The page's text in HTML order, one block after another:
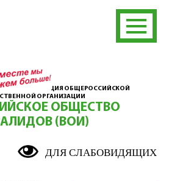
ОРГАНИЗАЦИЯ ОБЩЕРОССИЙСКОЙ
ОРГАНИЗАЦИИ
ОБЩЕСТВО
(ВОИ)
ДЛЯ СЛАБОВИДЯЩИХ